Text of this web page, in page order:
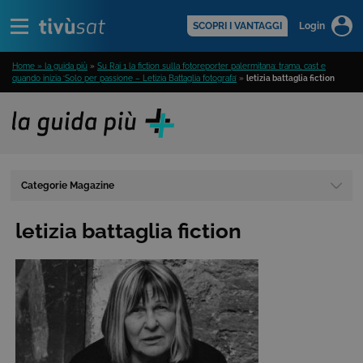
SCOPRI I VANTAGGI Login
Home » la guida più » Su Rai 1 la fiction sulla fotoreporter palermitana: trama, cast e
quando inizia ‘Solo per passione – Letizia Battaglia fotografa’ » letizia battaglia fiction
Categorie Magazine
letizia battaglia fiction